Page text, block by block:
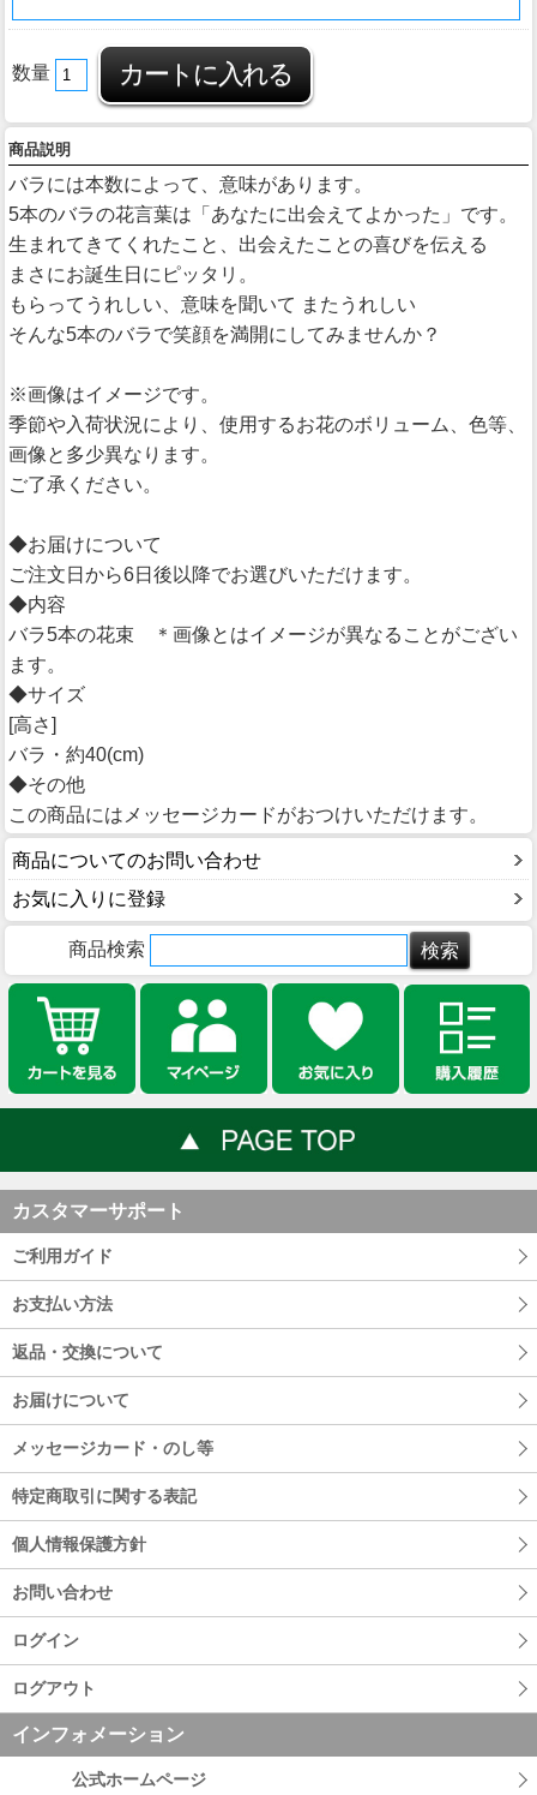
数量
商品説明
バラには本数によって、意味があります。
5本のバラの花言葉は「あなたに出会えてよかった」です。
生まれてきてくれたこと、出会えたことの喜びを伝える
まさにお誕生日にピッタリ。
もらってうれしい、意味を聞いて またうれしい
そんな5本のバラで笑顔を満開にしてみませんか？
※画像はイメージです。
季節や入荷状況により、使用するお花のボリューム、色等、
画像と多少異なります。
ご了承ください。
◆お届けについて
ご注文日から6日後以降でお選びいただけます。
◆内容
バラ5本の花束 ＊画像とはイメージが異なることがござい
ます。
◆サイズ
[高さ]
バラ・約40(cm)
◆その他
この商品にはメッセージカードがおつけいただけます。
商品についてのお問い合わせ
お気に入りに登録
商品検索
カスタマーサポート
ご利用ガイド
お支払い方法
返品・交換について
お届けについて
メッセージカード・のし等
特定商取引に関する表記
個人情報保護方針
お問い合わせ
ログイン
ログアウト
インフォメーション
公式ホームページ